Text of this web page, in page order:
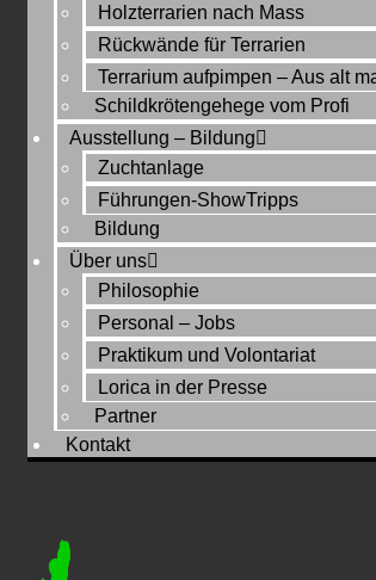
Holzterrarien nach Mass
Rückwände für Terrarien
Terrarium aufpimpen – Aus alt
Schildkrötengehege vom Profi
Ausstellung – Bildung
Zuchtanlage
Führungen-ShowTripps
Bildung
Über uns
Philosophie
Personal – Jobs
Praktikum und Volontariat
Lorica in der Presse
Partner
Kontakt